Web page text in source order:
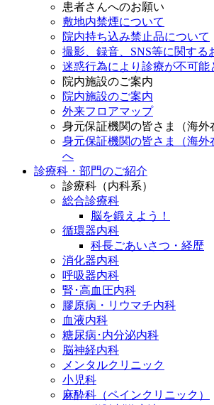
患者さんへのお願い
敷地内禁煙について
院内持ち込み禁止品について
撮影、録音、SNS等に関する
迷惑行為により診療が不可能
院内施設のご案内
院内施設のご案内
外来フロアマップ
身元保証機関の皆さま（海外
身元保証機関の皆さま（海外
へ
診療科・部門のご紹介
診療科（内科系）
総合診療科
脳を鍛えよう！
循環器内科
科長ごあいさつ・経歴
消化器内科
呼吸器内科
腎･高血圧内科
膠原病・リウマチ内科
血液内科
糖尿病･内分泌内科
脳神経内科
メンタルクリニック
小児科
麻酔科（ペインクリニック）